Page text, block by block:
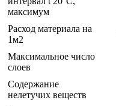
максимум
Расход материала на
1м2
Максимальное число
слоев
Содержание
нелетучих веществ